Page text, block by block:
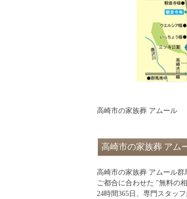
高崎市の家族葬 アムール
高崎市の家族葬 アム
高崎市の家族葬 アムール
ご都合に合わせた "無料の
24時間365日、専門スタッ